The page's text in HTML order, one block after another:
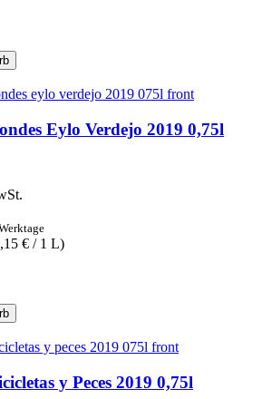
Eylo Verdejo 2019 0,75l
€ / 1 L)
y Peces 2019 0,75l